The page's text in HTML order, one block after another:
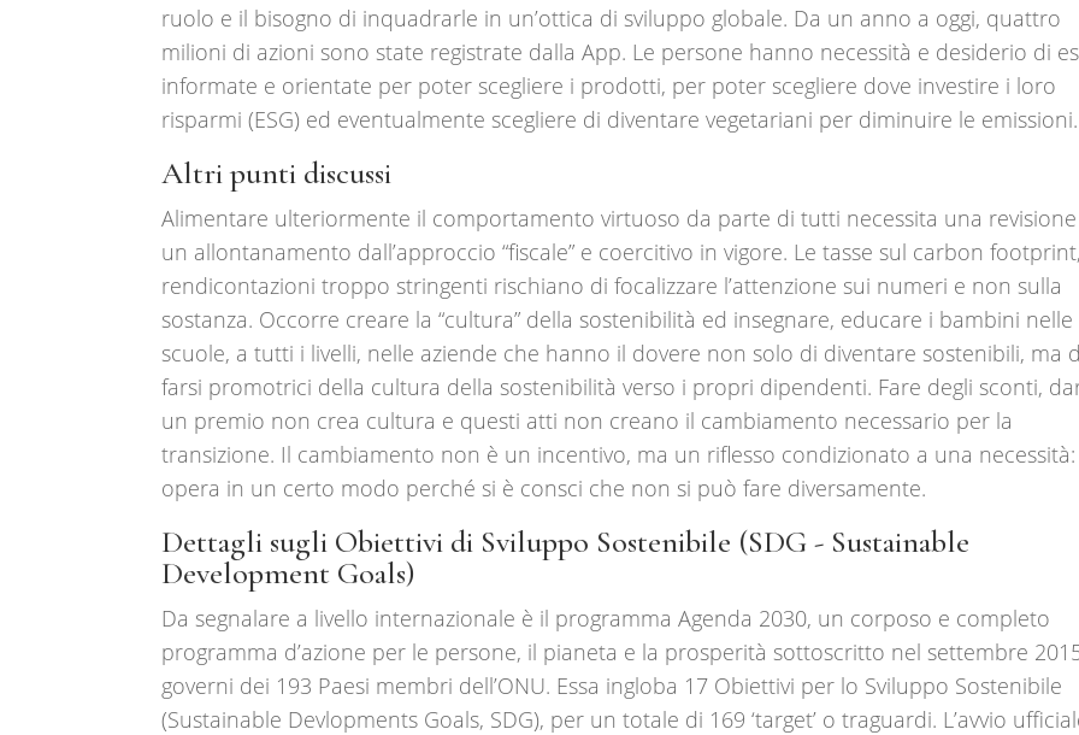
ruolo e il bisogno di inquadrarle in un’ottica di sviluppo globale. Da un anno a oggi, quattro
milioni di azioni sono state registrate dalla App. Le persone hanno necessità e desiderio di
informate e orientate per poter scegliere i prodotti, per poter scegliere dove investire i loro
risparmi (ESG) ed eventualmente scegliere di diventare vegetariani per diminuire le emissioni.
Altri punti discussi
Alimentare ulteriormente il comportamento virtuoso da parte di tutti necessita una
un allontanamento dall’approccio “fiscale” e coercitivo in vigore. Le tasse sul carbon
rendicontazioni troppo stringenti rischiano di focalizzare l’attenzione sui numeri e non sulla
sostanza. Occorre creare la “cultura” della sostenibilità ed insegnare, educare i bambini nelle
scuole, a tutti i livelli, nelle aziende che hanno il dovere non solo di diventare sostenibili, ma
farsi promotrici della cultura della sostenibilità verso i propri dipendenti. Fare degli sconti,
un premio non crea cultura e questi atti non creano il cambiamento necessario per la
transizione. Il cambiamento non è un incentivo, ma un riflesso condizionato a una necessità:
opera in un certo modo perché si è consci che non si può fare diversamente.
Dettagli sugli Obiettivi di Sviluppo Sostenibile (SDG - Sustainable
Development Goals)
Da segnalare a livello internazionale è il programma Agenda 2030, un corposo e completo
programma d’azione per le persone, il pianeta e la prosperità sottoscritto nel settembre
governi dei 193 Paesi membri dell’ONU. Essa ingloba 17 Obiettivi per lo Sviluppo Sostenibile
(Sustainable Devlopments Goals, SDG), per un totale di 169 ‘target’ o traguardi. L’avvio